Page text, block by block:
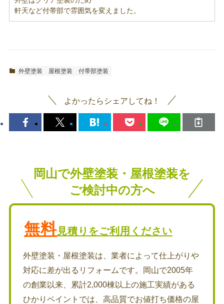
軒天など付帯部で雰囲気を変えました。
外壁塗装 屋根塗装 付帯部塗装
よかったらシェアしてね！
岡山で外壁塗装・屋根塗装を
ご検討中の方へ
無料見積りをご利用ください
外壁塗装・屋根塗装は、業者によって仕上がりや
対応に差が出るリフォームです。岡山で2005年
の創業以来、累計2,000棟以上の施工実績がある
ひかりペイントでは、高品質でお値打ち価格の屋